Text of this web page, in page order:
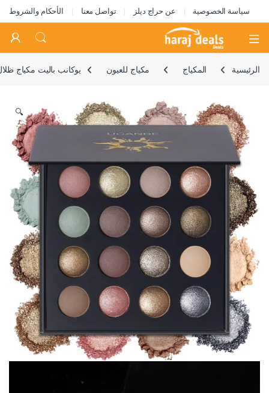
سياسة الخصوصية عن حراج ديلز تواصل معنا الأحكام والشروط
Open
الرئيسية المكياج مكياج للعيون يوكانب باليت مكياج ظلال عيون مخبوزة مع
🔍